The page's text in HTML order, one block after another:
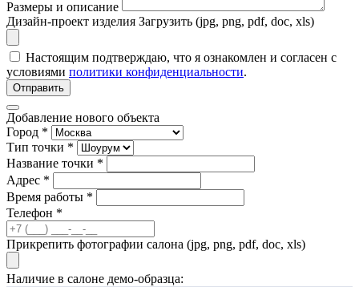
Размеры и описание
Дизайн-проект изделия Загрузить (jpg, png, pdf, doc, xls)
Настоящим подтверждаю, что я ознакомлен и согласен с
условиями политики конфиденциальности.
Отправить
Добавление нового объекта
Город *
Тип точки *
Название точки *
Адрес *
Время работы *
Телефон *
Прикрепить фотографии салона (jpg, png, pdf, doc, xls)
Наличие в салоне демо-образца: